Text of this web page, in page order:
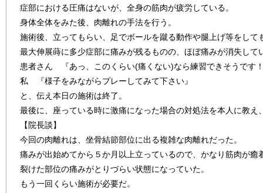
症部における圧痛はないが、全身の筋肉が疲労している。
身体全体をみた後、肉離れの手法を行う。
施術後、立ってもらい、足でボールを蹴る動作や腿上げ等をして
最大伸展蒔に多少症部に痛みが残るものの、ほぼ痛みが消失して
患者さん 『あっ、このくらい(痛くない)なら練習できそうです
私 『様子をみながらプレーしてみて下さい』
と、伝え本日の施術は終了。
最後に、座っている時に激痛になった場合の対処法を本人に教え
【院長談】
今回の肉離れは、坐骨結節部位に出る複雑な肉離れだった。
痛みが出始めてから５か月以上立っているので、かなり筋肉が癒
裂けた部位の痛みがとりづらい状態になっていた。
もう一回くらい施術が必要だ。